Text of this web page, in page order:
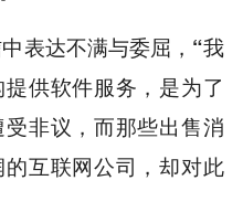
表达不满与委屈， “我
供软件服务，是为了
非议，而那些出售消
互联网公司，却对此